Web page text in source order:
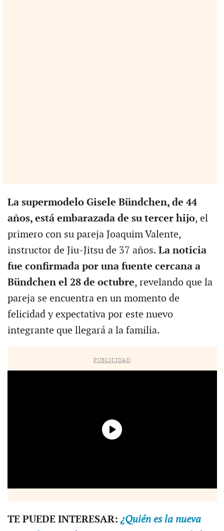
La supermodelo Gisele Bündchen, de 44
años, está embarazada de su tercer hijo, el
primero con su pareja Joaquim Valente,
instructor de Jiu-Jitsu de 37 años. La noticia
fue confirmada por una fuente cercana a
Bündchen el 28 de octubre, revelando que la
pareja se encuentra en un momento de
felicidad y expectativa por este nuevo
integrante que llegará a la familia.
PUBLICIDAD
TE PUEDE INTERESAR:¿Quién es la nueva